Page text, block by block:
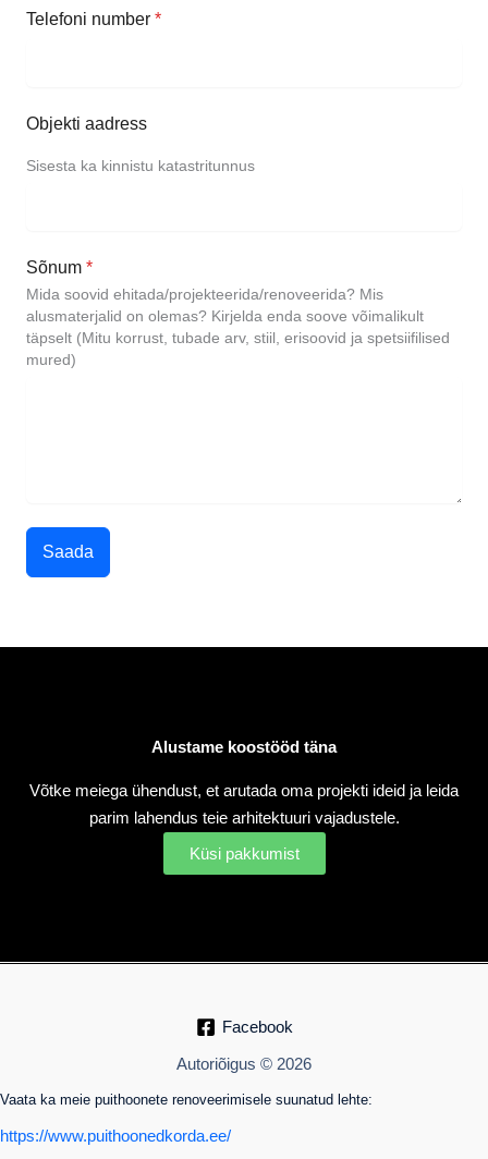
Telefoni number *
Objekti aadress
Sisesta ka kinnistu katastritunnus
Sõnum *
Mida soovid ehitada/projekteerida/renoveerida? Mis
alusmaterjalid on olemas? Kirjelda enda soove võimalikult
täpselt (Mitu korrust, tubade arv, stiil, erisoovid ja spetsiifilised
mured)
Saada
Alustame koostööd täna​
Võtke meiega ühendust, et arutada oma projekti ideid ja leida
parim lahendus teie arhitektuuri vajadustele.
Küsi pakkumist
Facebook
Autoriõigus © 2026
Vaata ka meie puithoonete renoveerimisele suunatud lehte:
https://www.puithoonedkorda.ee/